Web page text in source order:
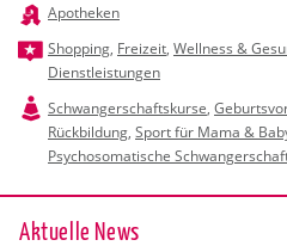
Apotheken
Shopping, Freizeit, Wellness &
Dienstleistungen
Schwangerschaftskurse,
Rückbildung, Sport für Mama &
Psychosomatische
Ak­tu­el­le News